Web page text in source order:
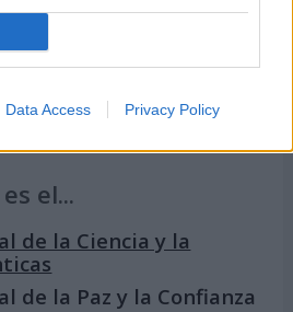
Data Access Privacy Policy
años el 24 de abril
el...
de la Ciencia y la
de la Paz y la Confianza